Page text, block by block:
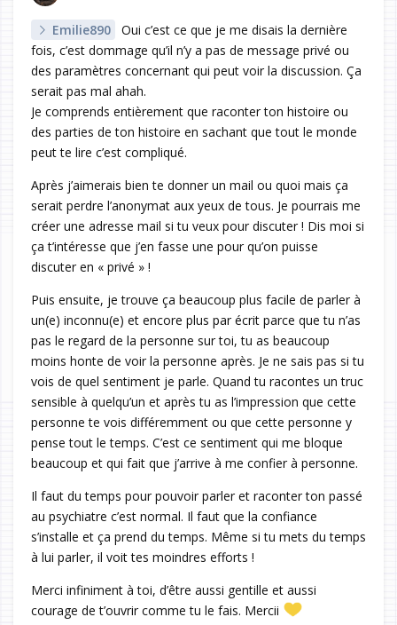
Emilie890
Oui c’est ce que je me disais la dernière
fois, c’est dommage qu’il n’y a pas de message privé ou
des paramètres concernant qui peut voir la discussion. Ça
serait pas mal ahah.
Je comprends entièrement que raconter ton histoire ou
des parties de ton histoire en sachant que tout le monde
peut te lire c’est compliqué.
Après j’aimerais bien te donner un mail ou quoi mais ça
serait perdre l’anonymat aux yeux de tous. Je pourrais me
créer une adresse mail si tu veux pour discuter ! Dis moi si
ça t’intéresse que j’en fasse une pour qu’on puisse
discuter en « privé » !
Puis ensuite, je trouve ça beaucoup plus facile de parler à
un(e) inconnu(e) et encore plus par écrit parce que tu n’as
pas le regard de la personne sur toi, tu as beaucoup
moins honte de voir la personne après. Je ne sais pas si tu
vois de quel sentiment je parle. Quand tu racontes un truc
sensible à quelqu’un et après tu as l’impression que cette
personne te vois différemment ou que cette personne y
pense tout le temps. C’est ce sentiment qui me bloque
beaucoup et qui fait que j’arrive à me confier à personne.
Il faut du temps pour pouvoir parler et raconter ton passé
au psychiatre c’est normal. Il faut que la confiance
s’installe et ça prend du temps. Même si tu mets du temps
à lui parler, il voit tes moindres efforts !
Merci infiniment à toi, d’être aussi gentille et aussi
courage de t’ouvrir comme tu le fais. Mercii